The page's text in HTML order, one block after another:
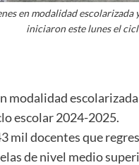
en modalidad
iniciaron este lunes el
modalidad
escolar 2024-2025.
mil docentes que
de nivel medio